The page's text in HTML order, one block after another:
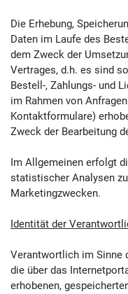
Die Erhebung,
Daten im Laufe des
dem Zweck der
Vertrages, d.h. es sind
Bestell-, Zahlungs- und
im Rahmen von
Kontaktformulare)
Zweck der Bearbeitung
Im Allgemeinen erfolgt
statistischer Analysen
Marketingzwecken.
Identität der
Verantwortlich im Sinne
die über das
erhobenen,